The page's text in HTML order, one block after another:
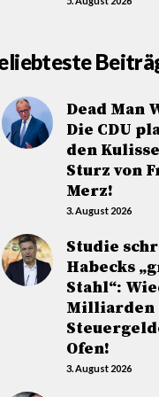
Dead Man
Die CDU
den
Sturz von
Merz!
3. August 2026
Studie
Habecks
Stahl“:
Milliarden
Ofen!
3. August 2026